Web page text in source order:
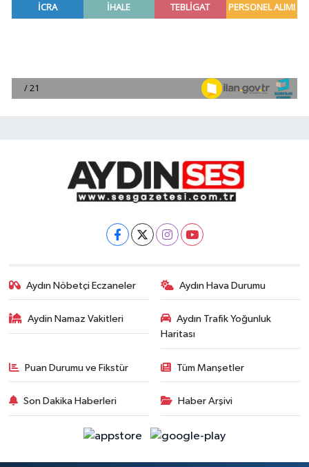
Aydın Nöbetçi Eczaneler Aydın Hava Durumu
Aydin Namaz Vakitleri
Aydın Trafik Yoğunluk
Haritası
Puan Durumu ve Fikstür Tüm Manşetler
Son Dakika Haberleri Haber Arşivi